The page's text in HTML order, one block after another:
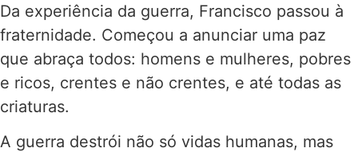
Da experiência da guerra, Francisco passou à
fraternidade. Começou a anunciar uma paz
que abraça todos: homens e mulheres, pobres
e ricos, crentes e não crentes, e até todas as
criaturas.
A guerra destrói não só vidas humanas, mas